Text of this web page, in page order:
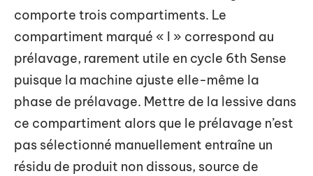
comporte trois compartiments. Le
compartiment marqué « I » correspond au
prélavage, rarement utile en cycle 6th Sense
puisque la machine ajuste elle-même la
phase de prélavage. Mettre de la lessive dans
ce compartiment alors que le prélavage n’est
pas sélectionné manuellement entraîne un
résidu de produit non dissous, source de